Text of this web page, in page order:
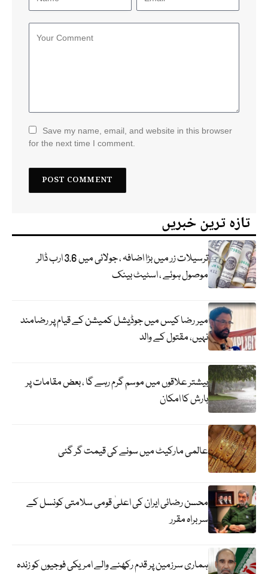
Save my name, email, and website in this browser
for the next time I comment.
تازہ ترین خبریں
ترسیلات زر میں بڑا اضافہ ، جولائی میں 3.6 ارب ڈالر
موصول ہوئے ، اسٹیٹ بینک
میر رضا کیس میں جوڈیشل کمیشن کے قیام پر رضامند
نہیں، مقتول کے والد
بیشتر علاقوں میں موسم گرم رہے گا ، بعض مقامات پر
بارش کا امکان
عالمی مارکیٹ میں سونے کی قیمت گر گئی
محسن رضائی ایران کی اعلیٰ قومی سلامتی کونسل کے
سربراہ مقرر
ہماری سرزمین پر قدم رکھنے والے امریکی فوجیوں کو زندہ